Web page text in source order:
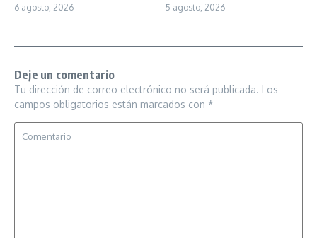
6 agosto, 2026 5 agosto, 2026
Deje un comentario
Tu dirección de correo electrónico no será publicada. Los
campos obligatorios están marcados con *